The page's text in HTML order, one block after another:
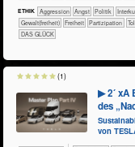
ETHIK ​​​​​​​​​​​​​Aggression ​​​​​​​​​​​​​Angst ​​​​​​​​​Politik
​​​​Gewalt(freiheit)
​​​Freiheit ​​​Partizipation
DAS GLÜCK
▶ 2´ xA
des
von
(1)